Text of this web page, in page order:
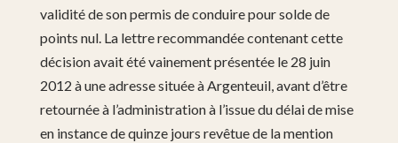
validité de son permis de conduire pour solde de
points nul. La lettre recommandée contenant cette
décision avait été vainement présentée le 28 juin
2012 à une adresse située à Argenteuil, avant d’être
retournée à l’administration à l’issue du délai de mise
en instance de quinze jours revêtue de la mention